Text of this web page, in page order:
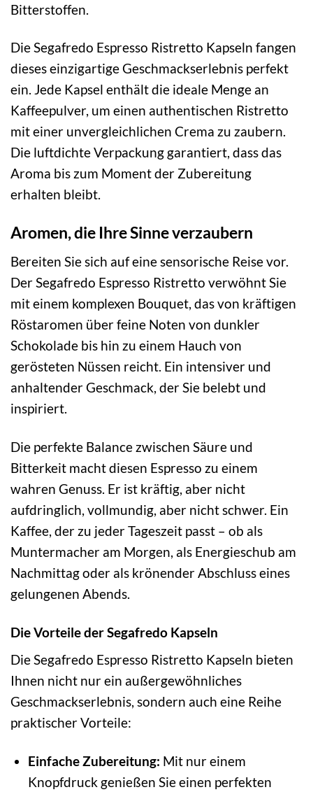
Bitterstoffen.
Die Segafredo Espresso Ristretto Kapseln fangen
dieses einzigartige Geschmackserlebnis perfekt
ein. Jede Kapsel enthält die ideale Menge an
Kaffeepulver, um einen authentischen Ristretto
mit einer unvergleichlichen Crema zu zaubern.
Die luftdichte Verpackung garantiert, dass das
Aroma bis zum Moment der Zubereitung
erhalten bleibt.
Aromen, die Ihre Sinne verzaubern
Bereiten Sie sich auf eine sensorische Reise vor.
Der Segafredo Espresso Ristretto verwöhnt Sie
mit einem komplexen Bouquet, das von kräftigen
Röstaromen über feine Noten von dunkler
Schokolade bis hin zu einem Hauch von
gerösteten Nüssen reicht. Ein intensiver und
anhaltender Geschmack, der Sie belebt und
inspiriert.
Die perfekte Balance zwischen Säure und
Bitterkeit macht diesen Espresso zu einem
wahren Genuss. Er ist kräftig, aber nicht
aufdringlich, vollmundig, aber nicht schwer. Ein
Kaffee, der zu jeder Tageszeit passt – ob als
Muntermacher am Morgen, als Energieschub am
Nachmittag oder als krönender Abschluss eines
gelungenen Abends.
Die Vorteile der Segafredo Kapseln
Die Segafredo Espresso Ristretto Kapseln bieten
Ihnen nicht nur ein außergewöhnliches
Geschmackserlebnis, sondern auch eine Reihe
praktischer Vorteile:
Einfache Zubereitung: Mit nur einem
Knopfdruck genießen Sie einen perfekten